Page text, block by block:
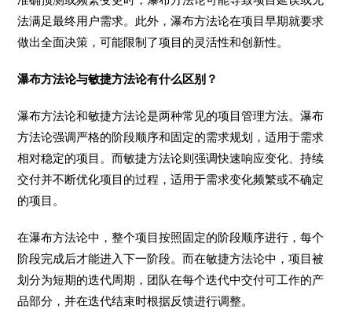
法满足最终用户需求。此外，瀑布方法论在项目早期就要求
做出全面决策，可能限制了项目的灵活性和创新性。
瀑布方法论与敏捷方法论有什么区别？
瀑布方法论和敏捷方法论是两种常见的项目管理方法。瀑布
方法论强调严格的阶段顺序和固定的需求规划，适用于需求
相对稳定的项目。而敏捷方法论则强调快速响应变化、持续
交付并不断优化项目的过程，适用于需求变化频繁或不确定
的项目。
在瀑布方法论中，整个项目按照固定的阶段顺序进行，每个
阶段完成后才能进入下一阶段。而在敏捷方法论中，项目被
划分为短期的迭代周期，团队在每个迭代中交付可工作的产
品部分，并在迭代结束时根据反馈进行调整。